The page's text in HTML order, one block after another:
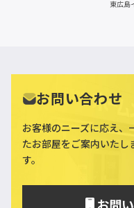
お問い合わせ
お客様のニーズに応え、
たお部屋をご案内いたし
す。